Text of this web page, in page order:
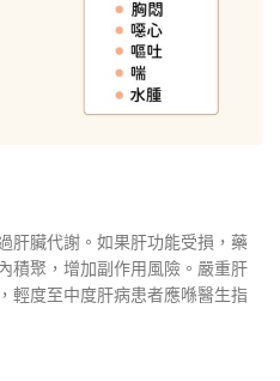
肝臟代謝。如果肝功能受損，藥
積聚，增加副作用風險。嚴重肝
輕度至中度肝病患者應喺醫生指